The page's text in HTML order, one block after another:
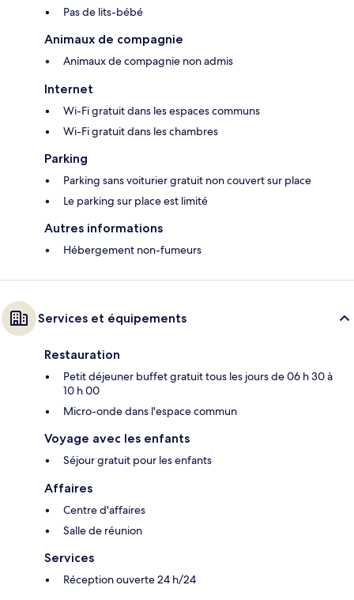
Pas de lits-bébé
Animaux de compagnie
Animaux de compagnie non admis
Internet
Wi-Fi gratuit dans les espaces communs
Wi-Fi gratuit dans les chambres
Parking
Parking sans voiturier gratuit non couvert sur place
Le parking sur place est limité
Autres informations
Hébergement non-fumeurs
Services et équipements
Restauration
Petit déjeuner buffet gratuit tous les jours de 06 h 30 à
10 h 00
Micro-onde dans l'espace commun
Voyage avec les enfants
Séjour gratuit pour les enfants
Affaires
Centre d'affaires
Salle de réunion
Services
Réception ouverte 24 h/24